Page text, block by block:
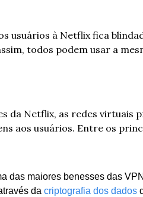
usuários à Netflix fica
todos podem usar a
da Netflix, as redes virtuais
aos usuários. Entre os
das maiores benesses das
da criptografia dos dados